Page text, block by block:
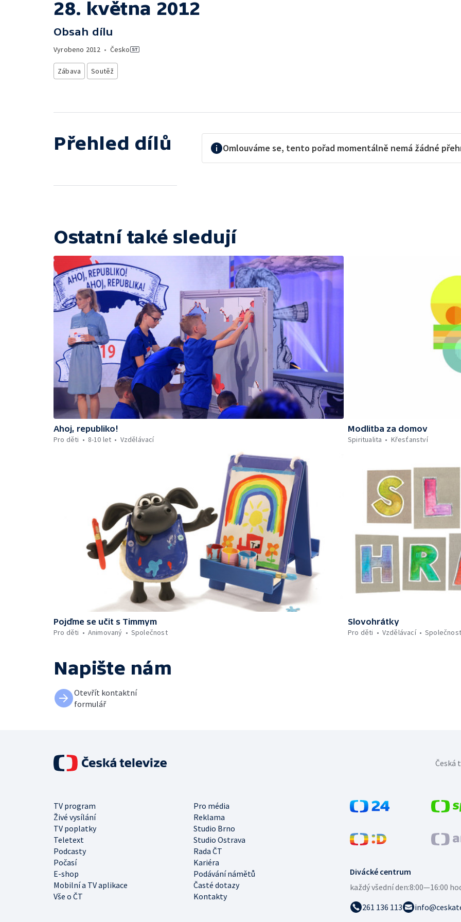
28. května 2012
Obsah dílu
Vyrobeno 2012 • Česko
Zábava Soutěž
Přehled dílů Omlouváme se, tento pořad momentálně nemá žádné
Ostatní také sledují
Ahoj, republiko!
Pro děti
8-10 let Vzdělávací
Modlitba za domov
Spiritualita
Křesťanství
Pojďme se učit s Timmym
Pro děti
Animovaný Společnost
Slovohrátky
Pro děti
Vzdělávací
Napište nám
Otevřít kontaktní
formulář
Divácké centrum
každý všední den:8:00—16:00
261 136 113
TV program
Pro média
Živé vysílání
Reklama
TV poplatky
Studio Brno
Teletext
Studio Ostrava
Podcasty
Rada ČT
Počasí
Kariéra
E-shop
Podávání námětů
Mobilní a TV aplikace
Časté dotazy
Vše o ČT
Kontakty
Česká